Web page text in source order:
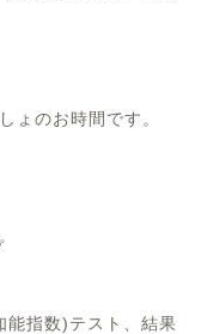
ょのお時間です。
能指数)テスト、結果